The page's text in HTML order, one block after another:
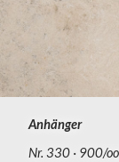
Anhänger
Nr. 330
900/